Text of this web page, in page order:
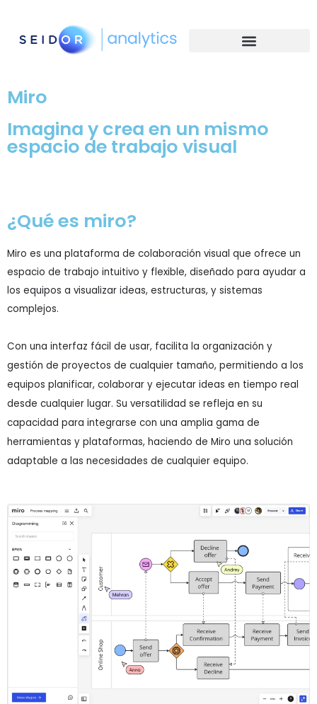
Miro
Imagina y crea en un mismo
espacio de trabajo visual
¿Qué es miro?
Miro es una plataforma de colaboración visual que ofrece un
espacio de trabajo intuitivo y flexible, diseñado para ayudar a
los equipos a visualizar ideas, estructuras, y sistemas
complejos.
Con una interfaz fácil de usar, facilita la organización y
gestión de proyectos de cualquier tamaño, permitiendo a los
equipos planificar, colaborar y ejecutar ideas en tiempo real
desde cualquier lugar. Su versatilidad se refleja en su
capacidad para integrarse con una amplia gama de
herramientas y plataformas, haciendo de Miro una solución
adaptable a las necesidades de cualquier equipo.